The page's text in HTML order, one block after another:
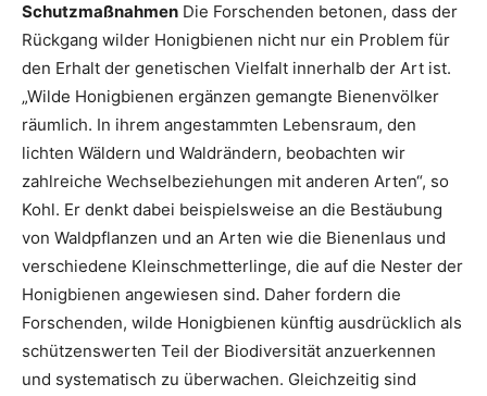
Schutzmaßnahmen Die Forschenden betonen, dass der
Rückgang wilder Honigbienen nicht nur ein Problem für
den Erhalt der genetischen Vielfalt innerhalb der Art ist.
„Wilde Honigbienen ergänzen gemangte Bienenvölker
räumlich. In ihrem angestammten Lebensraum, den
lichten Wäldern und Waldrändern, beobachten wir
zahlreiche Wechselbeziehungen mit anderen Arten“, so
Kohl. Er denkt dabei beispielsweise an die Bestäubung
von Waldpflanzen und an Arten wie die Bienenlaus und
verschiedene Kleinschmetterlinge, die auf die Nester der
Honigbienen angewiesen sind. Daher fordern die
Forschenden, wilde Honigbienen künftig ausdrücklich als
schützenswerten Teil der Biodiversität anzuerkennen
und systematisch zu überwachen. Gleichzeitig sind